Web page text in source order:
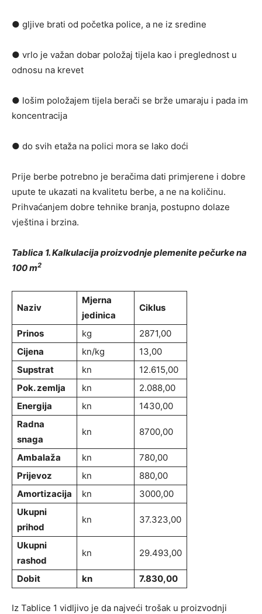
● gljive brati od početka police, a ne iz sredine
● vrlo je važan dobar položaj tijela kao i preglednost u
odnosu na krevet
● lošim položajem tijela berači se brže umaraju i pada im
koncentracija
● do svih etaža na polici mora se lako doći
Prije berbe potrebno je beračima dati primjerene i dobre
upute te ukazati na kvalitetu berbe, a ne na količinu.
Prihvaćanjem dobre tehnike branja, postupno dolaze
vještina i brzina.
Tablica 1. Kalkulacija proizvodnje plemenite pečurke na
100 m2
Naziv
Mjerna
jedinica
Ciklus
Prinos kg
2871,00
Cijena
kn/kg
13,00
Supstrat
kn
12.615,00
Pok. zemlja
kn
2.088,00
Energija
kn
1430,00
Radna
snaga
kn 8700,00
Ambalaža kn
780,00
Prijevoz
kn
880,00
Amortizacija
kn
3000,00
Ukupni
prihod
kn 37.323,00
Ukupni
rashod
kn 29.493,00
Dobit kn 7.830,00
Iz Tablice 1 vidljivo je da najveći trošak u proizvodnji